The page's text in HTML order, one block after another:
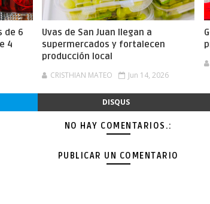
de 6
4
Uvas de San Juan llegan a
supermercados y fortalecen
producción local
CRISTHIAN MATEO Jun 14, 2026
DISQUS
NO HAY COMENTARIOS.:
PUBLICAR UN COMENTARIO